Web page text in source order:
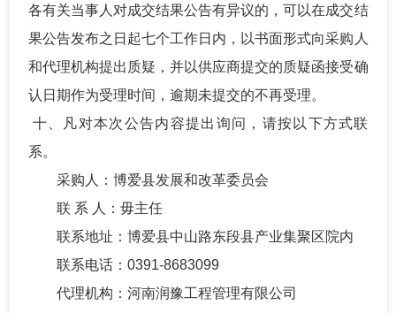
各有关当事人对成交结果公告有异议的，可以在成交结
果公告发布之日起七个工作日内，以书面形式向采购人
和代理机构提出质疑，并以供应商提交的质疑函接受确
认日期作为受理时间，逾期未提交的不再受理。
十、凡对本次公告内容提出询问，请按以下方式联
系。
采购人：博爱县发展和改革委员会
联 系 人：毋主任
联系地址：博爱县中山路东段县产业集聚区院内
联系电话： 0391-8683099
代理机构：河南润豫工程管理有限公司